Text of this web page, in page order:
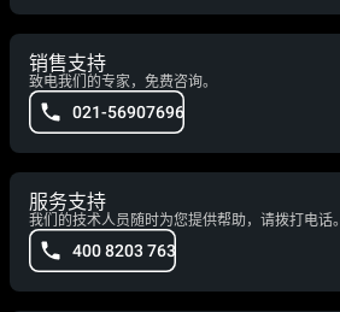
销售支持
致电我们的专家，免费咨询。
021-56907696
服务支持
我们的技术人员随时为您提供帮助，请拨打电话。
400 8203 763